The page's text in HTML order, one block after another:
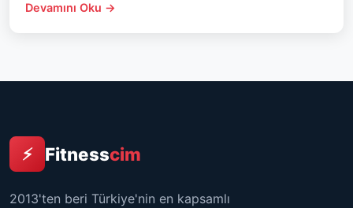
Devamını Oku →
⚡ Fitnesscim
2013'ten beri Türkiye'nin en kapsamlı